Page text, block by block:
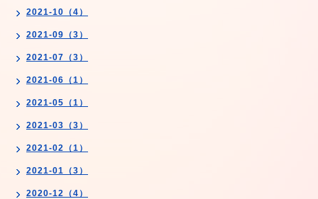
2021-10（4）
2021-09（3）
2021-07（3）
2021-06（1）
2021-05（1）
2021-03（3）
2021-02（1）
2021-01（3）
2020-12（4）